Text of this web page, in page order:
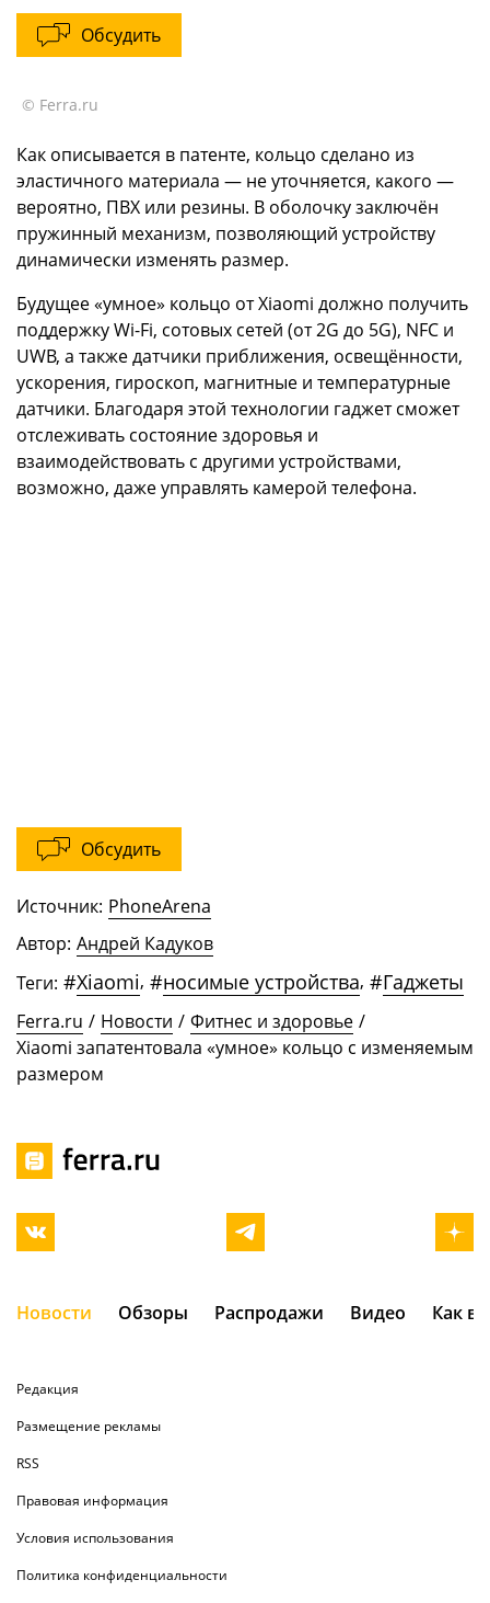
Обсудить
© Ferra.ru
Как описывается в патенте, кольцо сделано из
эластичного материала — не уточняется, какого —
вероятно, ПВХ или резины. В оболочку заключён
пружинный механизм, позволяющий устройству
динамически изменять размер.
Будущее «умное» кольцо от Xiaomi должно получить
поддержку Wi-Fi, сотовых сетей (от 2G до 5G), NFC и
UWB, а также датчики приближения, освещённости,
ускорения, гироскоп, магнитные и температурные
датчики. Благодаря этой технологии гаджет сможет
отслеживать состояние здоровья и
взаимодействовать с другими устройствами,
возможно, даже управлять камерой телефона.
Обсудить
Источник: PhoneArena
Автор: Андрей Кадуков
Теги: #Xiaomi, #носимые устройства, #Гаджеты
Ferra.ru / Новости / Фитнес и здоровье /
Xiaomi запатентовала «умное» кольцо с изменяемым
размером
Новости Обзоры Распродажи Видео Как
Редакция
Размещение рекламы
RSS
Правовая информация
Условия использования
Политика конфиденциальности